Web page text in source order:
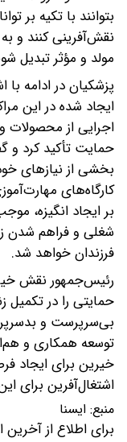
بتوانند با تکیه بر
نقش‌آفرینی کنند و
مولد و مؤثر تبدیل
پزشکیان در ادامه
ایجاد شده در این
اجرایی از محصولات
حمایت تأکید کرد
بخشی از نیازهای
کارگاه‌های
بر ایجاد انگیزه،
شغلی و فراهم شدن
فرزندان خواهد شد.
رئیس‌جمهور نقش
حمایتی را در تکمیل
بی‌سرپرست و
توسعه همکاری و
خیرین برای ایجاد
اشتغال‌آفرین برای
منبع: ايسنا
برای اطلاع از